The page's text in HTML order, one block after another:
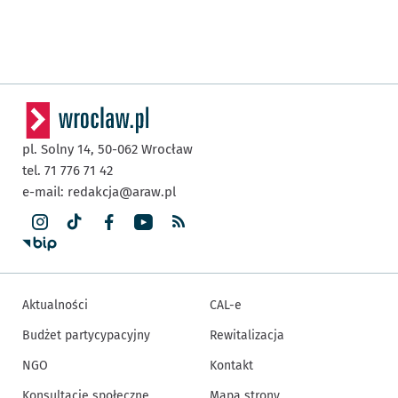
pl. Solny 14, 50-062 Wrocław
tel. 71 776 71 42
e-mail: redakcja@araw.pl
Aktualności
Budżet partycypacyjny
NGO
CAL-e
Rewitalizacja
Kontakt